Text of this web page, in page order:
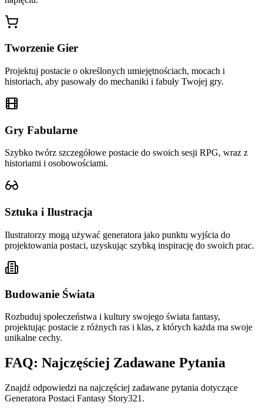
Tworzenie Gier
Projektuj postacie o określonych umiejętnościach, mocach i
historiach, aby pasowały do mechaniki i fabuły Twojej gry.
Gry Fabularne
Szybko twórz szczegółowe postacie do swoich sesji RPG, wraz z
historiami i osobowościami.
Sztuka i Ilustracja
Ilustratorzy mogą używać generatora jako punktu wyjścia do
projektowania postaci, uzyskując szybką inspirację do swoich prac.
Budowanie Świata
Rozbuduj społeczeństwa i kultury swojego świata fantasy,
projektując postacie z różnych ras i klas, z których każda ma swoje
unikalne cechy.
FAQ: Najczęściej Zadawane Pytania
Znajdź odpowiedzi na najczęściej zadawane pytania dotyczące
Generatora Postaci Fantasy Story321.